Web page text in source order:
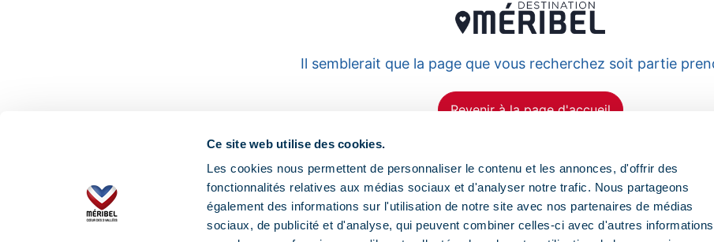
Ce site web utilise des cookies.
Les cookies nous permettent de personnaliser le contenu et les annonces, d'offrir des
fonctionnalités relatives aux médias sociaux et d'analyser notre trafic. Nous partageons
également des informations sur l'utilisation de notre site avec nos partenaires de médias
sociaux, de publicité et d'analyse, qui peuvent combiner celles-ci avec d'autres
Il semblerait que la page que vous recherchez soit partie
Revenir à la page d'accueil